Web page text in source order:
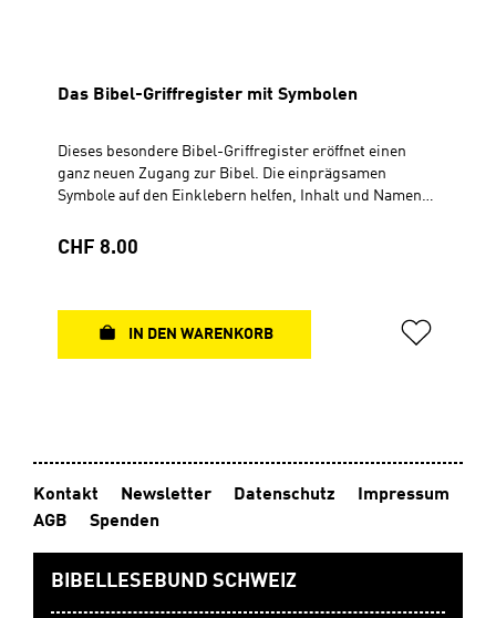
Das Bibel-Griffregister mit Symbolen
Dieses besondere Bibel-Griffregister eröffnet einen
ganz neuen Zugang zur Bibel. Die einprägsamen
Symbole auf den Einklebern helfen, Inhalt und Namen
Farbstriche geben den Aufbau der Bibel wieder. Mit
Mit dabei: eine schön gestaltete Merkkarte zum
Einlegen in die Bibel mit der Kernaussage des
Regulärer Preis:
CHF 8.00
IN DEN WARENKORB
Kontakt Newsletter Datenschutz
Impressum
AGB
Spenden
BIBELLESEBUND SCHWEIZ